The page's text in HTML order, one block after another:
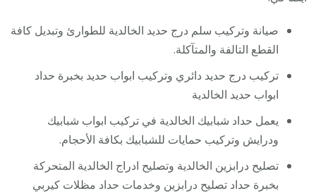
صيانة وتركيب سلم درج حديد الخالدية للطوارئ وتبديل كافة
القطع التالفة والمتآكلة.
تركيب درج حديد دائري وتركيب ابواب حديد بخبرة حداد
ابواب حديد الخالدية
يعمل حداد شبابيك الخالدية في تركيب ابواب شبابيك
ودرايش وتركيب حمايات للشبابيك بكافة الأحجام.
تصليح درابزين الخالدية وتصليح ادراج الخالدية المتحركة
بخبرة حداد تصليح درابزين وخدمات حداد مظلات كيربي